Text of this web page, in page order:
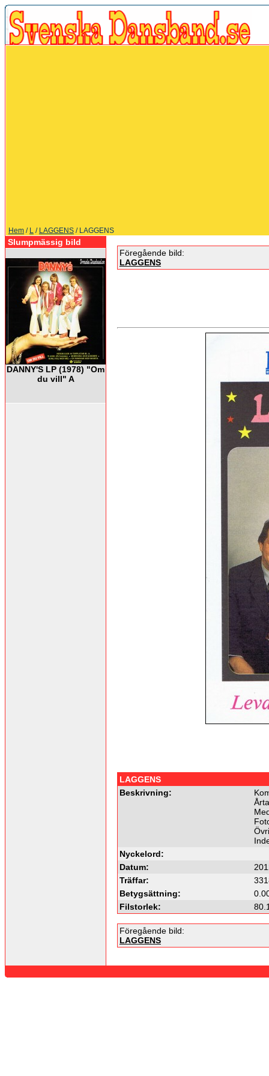
Hem / L / LAGGENS / LAGGENS
Slumpmässig bild
DANNY'S LP (1978) "Om
du vill" A
Föregående bild:
LAGGENS
LAGGENS
Beskrivning:
Nyckelord:
Datum:
Träffar:
Betygsättning:
Filstorlek:
Föregående bild:
LAGGENS